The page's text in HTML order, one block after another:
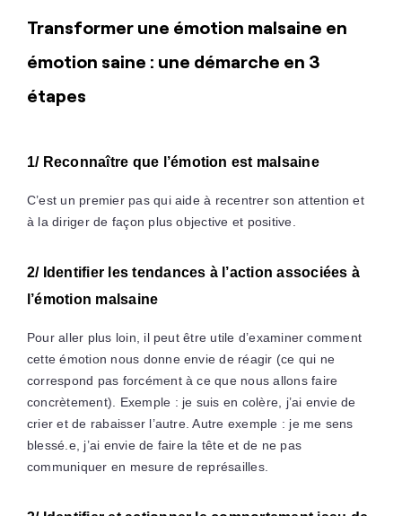
Transformer une émotion malsaine en
émotion saine : une démarche en 3
étapes
1/ Reconnaître que l’émotion est malsaine
C’est un premier pas qui aide à recentrer son attention et
à la diriger de façon plus objective et positive.
2/ Identifier les tendances à l’action associées à
l’émotion malsaine
Pour aller plus loin, il peut être utile d’examiner comment
cette émotion nous donne envie de réagir (ce qui ne
correspond pas forcément à ce que nous allons faire
concrètement). Exemple : je suis en colère, j’ai envie de
crier et de rabaisser l’autre. Autre exemple : je me sens
blessé.e, j’ai envie de faire la tête et de ne pas
communiquer en mesure de représailles.